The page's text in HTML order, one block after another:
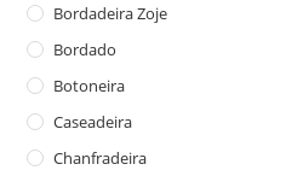
Bordadeira Zoje
Bordado
Botoneira
Caseadeira
Chanfradeira